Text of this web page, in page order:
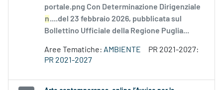
portale.png Con Determinazione Dirigenziale
n....del 23 febbraio 2026, pubblicata sul
Bollettino Ufficiale della Regione Puglia...
Aree Tematiche: AMBIENTE
PR 2021-2027:
PR 2021-2027